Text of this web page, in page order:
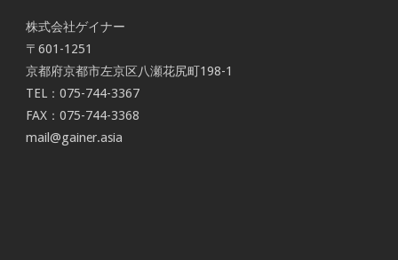
株式会社ゲイナー
〒601-1251
京都府京都市左京区八瀬花尻町198-1
TEL：075-744-3367
FAX：075-744-3368
mail@gainer.asia